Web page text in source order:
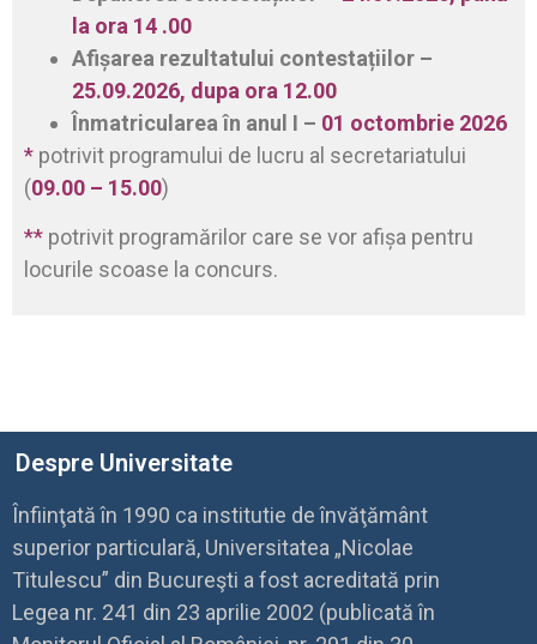
la ora 14 .00
Afișarea rezultatului contestațiilor –
25.09.2026, dupa ora 12.00
Înmatricularea în anul I – 01 octombrie 2026
* potrivit programului de lucru al secretariatului
(09.00 – 15.00)
** potrivit programărilor care se vor afișa pentru
locurile scoase la concurs.
Despre Universitate
Înfiinţată în 1990 ca institutie de învăţământ
superior particulară, Universitatea „Nicolae
Titulescu” din Bucureşti a fost acreditată prin
Legea nr. 241 din 23 aprilie 2002 (publicată în